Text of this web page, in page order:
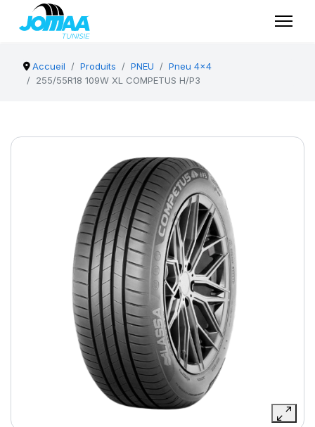
Accueil Produits PNEU
Pneu 4x4
255/55R18 109W XL COMPETUS H/P3